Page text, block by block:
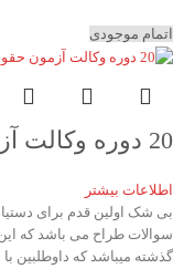
اتمام موجودی
20 دوره وکالت آزمون حقوق تجارت – چتردانش
اطلاعات بیشتر
بی شک اولین قدم برای
سوالات طراح می باشد که
گذشته میباشد که داوطلبین